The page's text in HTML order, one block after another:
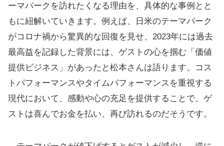
ーマパークを訪れたくなる理由を、具体的な事例とと
もに紐解いていきます。例えば、日米のテーマパーク
がコロナ禍から驚異的な回復を見せ、2023年には過去
最高益を記録した背景には、ゲストの心を掴む「価値
提供ビジネス」があったと松本さんは語ります。コス
トパフォーマンスやタイムパフォーマンスを重視する
現代において、感動や心の充足を提供することで、ゲ
ストは喜んでお金を払い、再び訪れるのだそうです。